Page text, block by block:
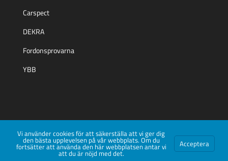
Carspect
DEKRA
Fordonsprovarna
YBB
Aktiebolaget BNP Media | Kontakt info@besiktningstid.se
Vi använder cookies för att säkerställa att vi ger dig
den bästa upplevelsen på vår webbplats. Om du
fortsätter att använda den här webbplatsen antar vi
att du är nöjd med det.
Acceptera